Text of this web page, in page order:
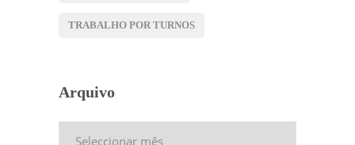
TRABALHO POR TURNOS
Arquivo